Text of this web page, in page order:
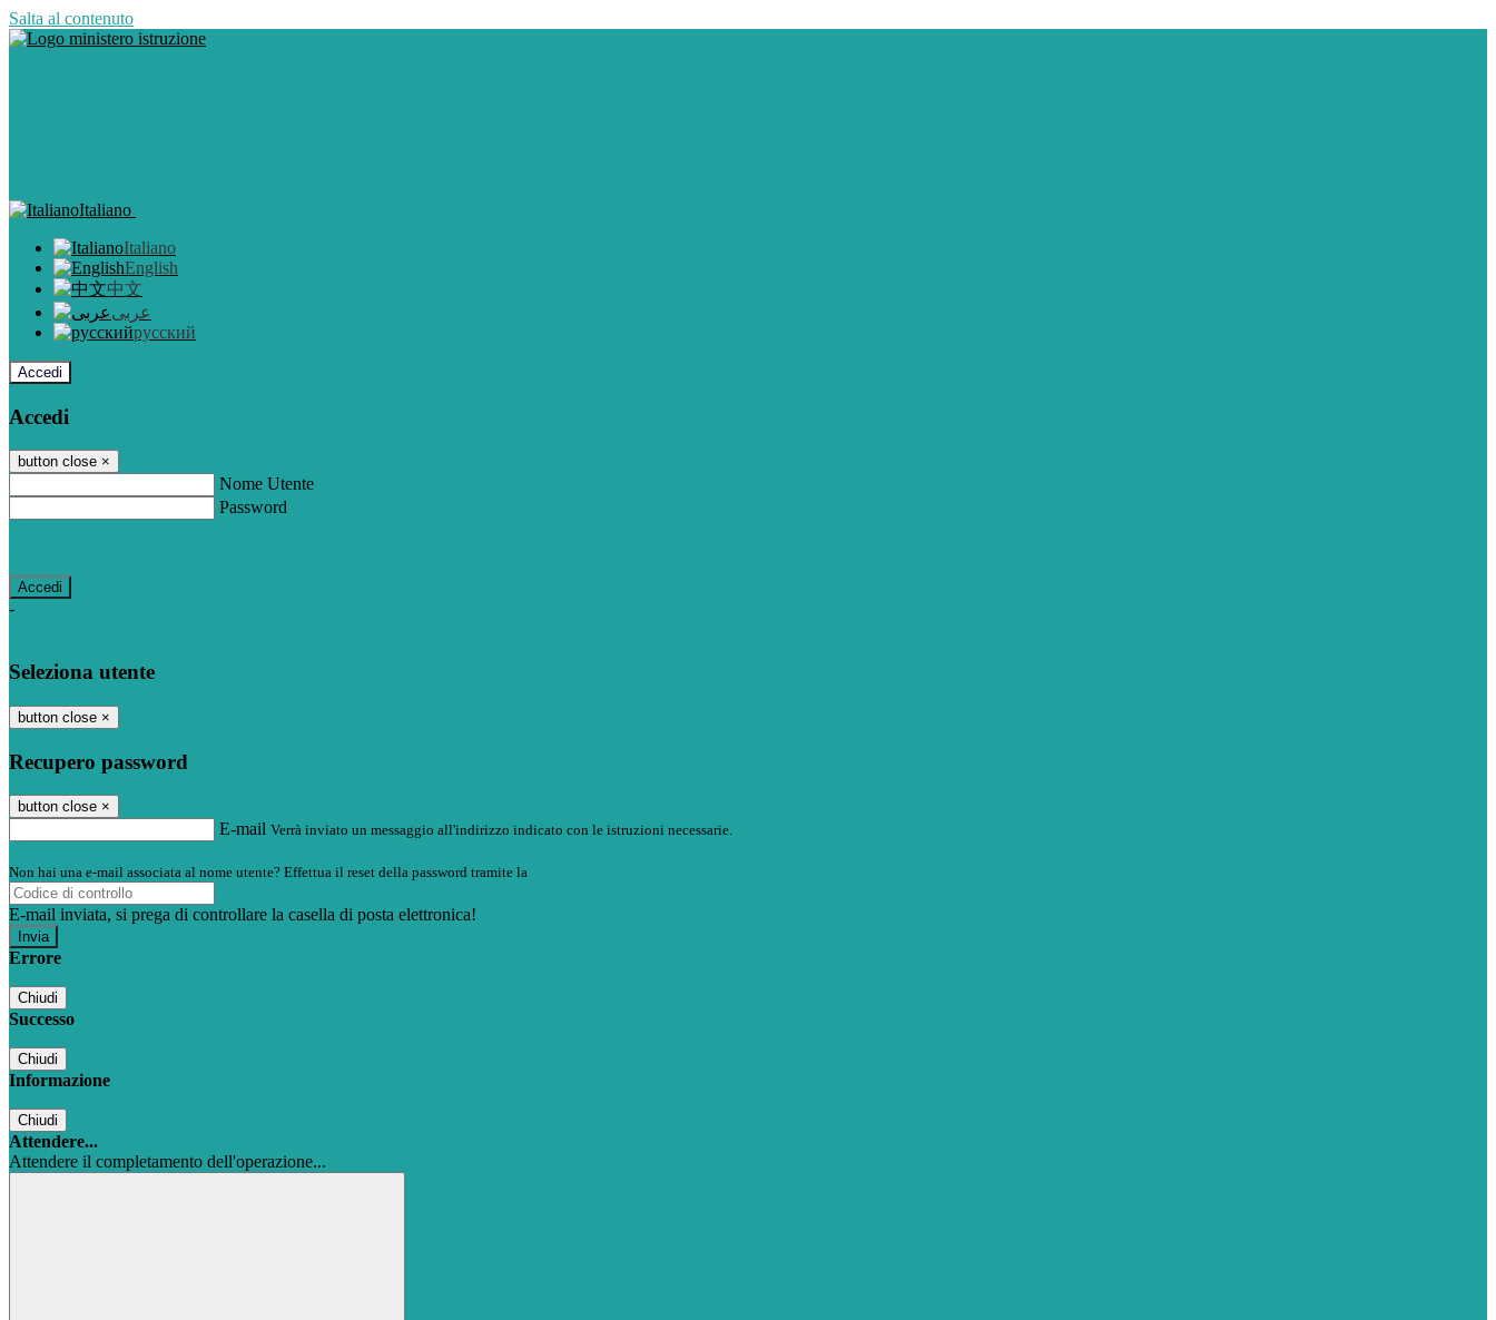
Salta al contenuto
Italiano
Italiano
English
中文
عربى
русский
Accedi
Accedi
button close ×
Nome Utente
Password
-
Seleziona utente
button close ×
Recupero password
button close ×
E-mail Verrà inviato un messaggio all'indirizzo indicato con le istruzioni necessarie.
Non hai una e-mail associata al nome utente? Effettua il reset della password tramite la
E-mail inviata, si prega di controllare la casella di posta elettronica!
Errore
Chiudi
Successo
Chiudi
Informazione
Chiudi
Attendere...
Attendere il completamento dell'operazione...